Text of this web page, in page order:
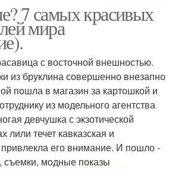
Прически дома
и
Макияж и прическа в
школу
для
Макияж под прическу
7 самых красивых
мира
с восточной внешностью.
из бруклина совершенно внезапно
пошла в магазин за картошкой и
из модельного агентства
девчушка с экзотической
течет кавказская и
привлекла его внимание. И пошло -
съемки, модные показы